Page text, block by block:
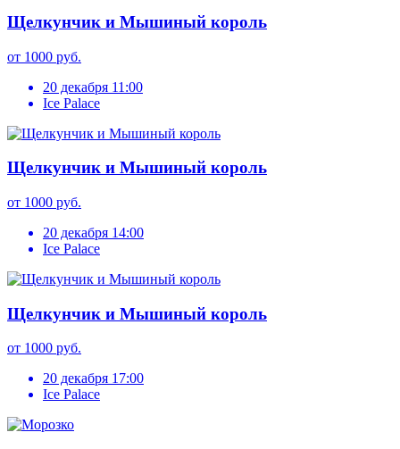
Щелкунчик и Мышиный король
от 1000 руб.
20 декабря 11:00
Ice Palace
Щелкунчик и Мышиный король
от 1000 руб.
20 декабря 14:00
Ice Palace
Щелкунчик и Мышиный король
от 1000 руб.
20 декабря 17:00
Ice Palace